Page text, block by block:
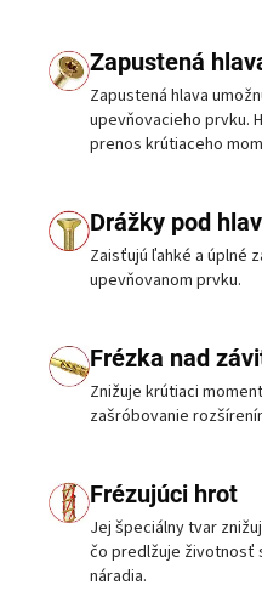
Zapustená
Zapustená hlava
upevňovacieho prvku.
prenos krútiaceho
Drážky pod
Zaisťujú ľahké a úplné
upevňovanom prvku.
Frézka nad
Znižuje krútiaci
zašróbovanie
Frézujúci hrot
Jej špeciálny tvar
čo predlžuje životnosť
náradia.